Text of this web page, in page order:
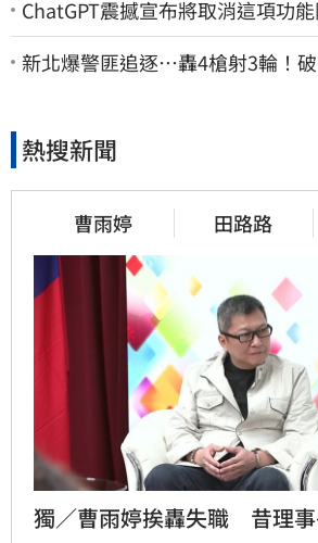
ChatGPT震撼宣布將取消這項功
刻起「免費」用到飽
新北爆警匪追逐…轟4槍射3輪！
熱搜新聞
曹雨婷 田路路
獨／曹雨婷挨轟失職　昔理